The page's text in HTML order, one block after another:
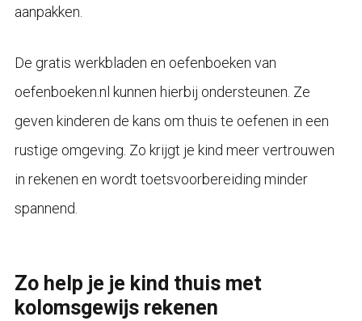
aanpakken.
De gratis werkbladen en oefenboeken van
oefenboeken.nl kunnen hierbij ondersteunen. Ze
geven kinderen de kans om thuis te oefenen in een
rustige omgeving. Zo krijgt je kind meer vertrouwen
in rekenen en wordt toetsvoorbereiding minder
spannend.
Zo help je je kind thuis met
kolomsgewijs rekenen